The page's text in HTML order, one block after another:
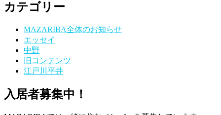
カテゴリー
MAZARIBA全体のお知らせ
エッセイ
中野
旧コンテンツ
江戸川平井
入居者募集中！